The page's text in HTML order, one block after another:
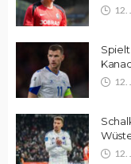
12.
12.
12.